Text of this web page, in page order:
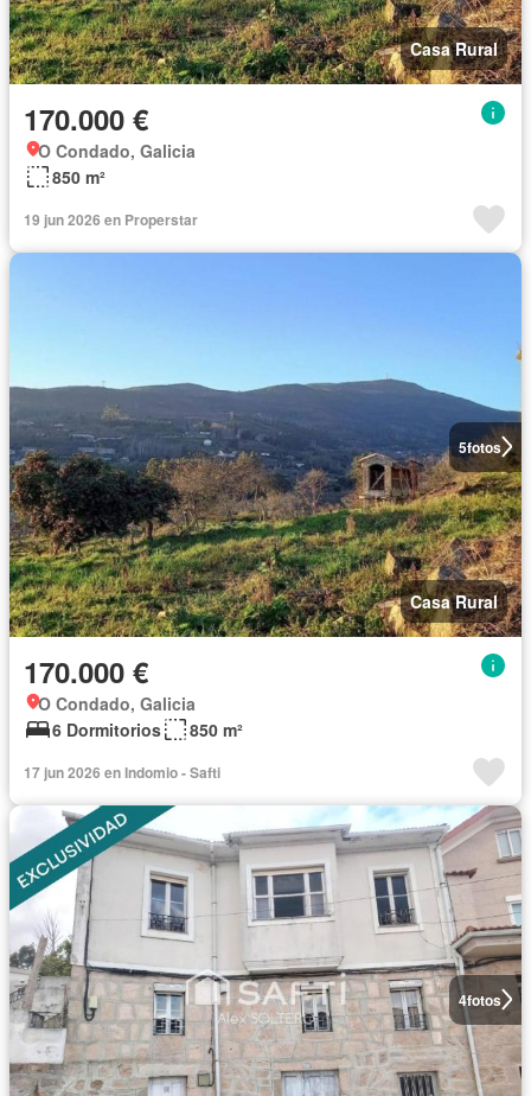
Casa Rural
170.000 €
O Condado, Galicia
850 m²
19 jun 2026 en Properstar
5fotos
Casa Rural
170.000 €
O Condado, Galicia
6 Dormitorios
850 m²
17 jun 2026 en Indomio - Safti
4fotos